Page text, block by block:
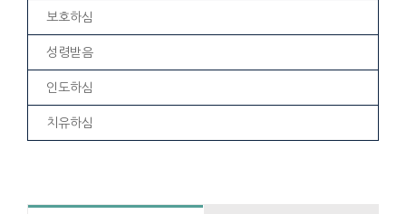
보호하심
성령받음
인도하심
치유하심